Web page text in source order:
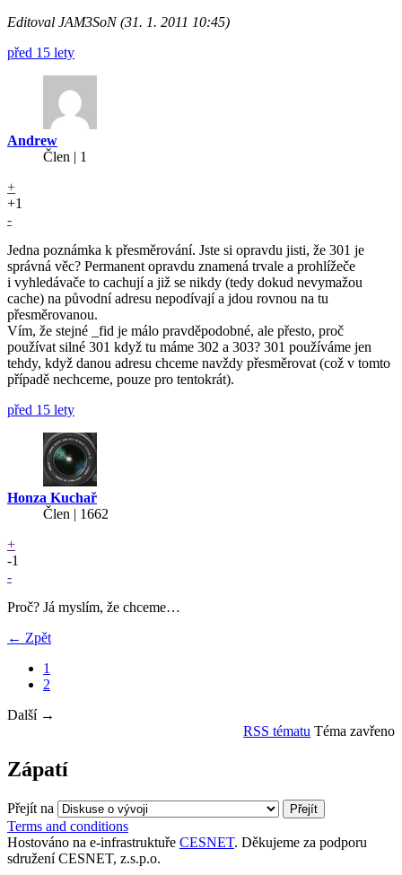
Editoval JAM3SoN (31. 1. 2011 10:45)
před 15 lety
Andrew
Člen | 1
+
+1
-
Jedna poznámka k přesměrování. Jste si opravdu jisti, že 301 je
správná věc? Permanent opravdu znamená trvale a prohlížeče
i vyhledávače to cachují a již se nikdy (tedy dokud nevymažou
cache) na původní adresu nepodívají a jdou rovnou na tu
přesměrovanou.
Vím, že stejné _fid je málo pravděpodobné, ale přesto, proč
používat silné 301 když tu máme 302 a 303? 301 používáme jen
tehdy, když danou adresu chceme navždy přesměrovat (což v tomto
případě nechceme, pouze pro tentokrát).
před 15 lety
Honza Kuchař
Člen | 1662
+
-1
-
Proč? Já myslím, že chceme…
← Zpět
1
2
Další →
RSS tématu Téma zavřeno
Zápatí
Přejít na
Terms and conditions
Hostováno na e-infrastruktuře CESNET. Děkujeme za podporu
sdružení CESNET, z.s.p.o.